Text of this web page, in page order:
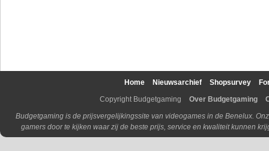
Home Nieuwsarchief Shopsurvey
Copyright Budgetgaming
Over Budgetgaming
Budgetgaming is de prijsvergelijkingssite van videogames in de Benelux.
gamers door te kijken waar zij de beste prijs, service en kwaliteit kunnen